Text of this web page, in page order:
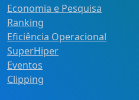
Economia e Pesquisa
Ranking
Eficiência Operacional
SuperHiper
Eventos
Clipping